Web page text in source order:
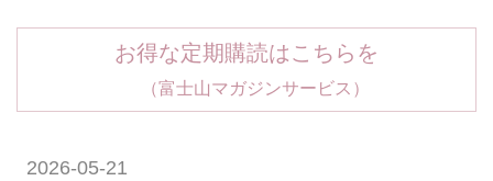
お得な定期購読はこちらを
（富士山マガジンサービス）
2026-05-21